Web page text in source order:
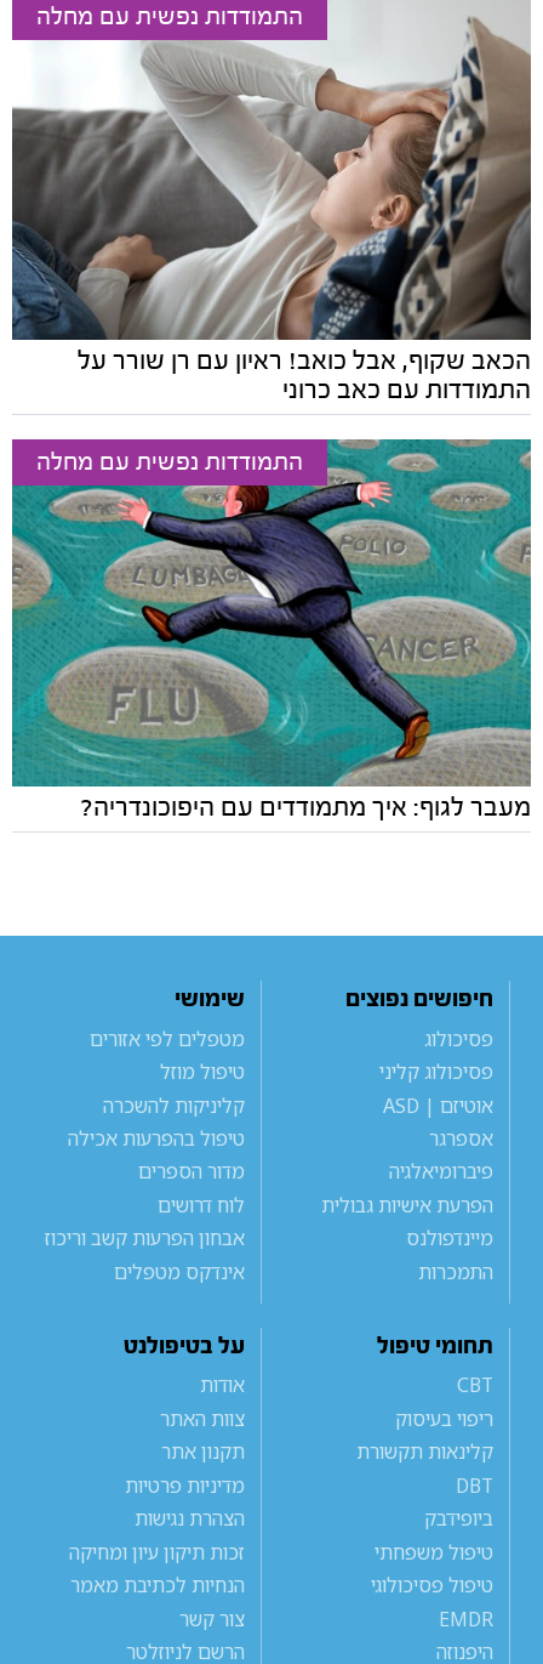
התמודדות נפשית עם מחלה
הכאב שקוף, אבל כואב! ראיון עם רן שורר על
התמודדות עם כאב כרוני
התמודדות נפשית עם מחלה
מעבר לגוף: איך מתמודדים עם היפוכונדריה?
חיפושים נפוצים
פסיכולוג
פסיכולוג קליני
אוטיזם | ASD
אספרגר
פיברומיאלגיה
הפרעת אישיות גבולית
מיינדפולנס
התמכרות
שימושי
מטפלים לפי אזורים
טיפול מוזל
קליניקות להשכרה
טיפול בהפרעות אכילה
מדור הספרים
לוח דרושים
אבחון הפרעות קשב וריכוז
אינדקס מטפלים
תחומי טיפול
CBT
ריפוי בעיסוק
קלינאות תקשורת
DBT
ביופידבק
טיפול משפחתי
טיפול פסיכולוגי
EMDR
היפנוזה
על בטיפולנט
אודות
צוות האתר
תקנון אתר
מדיניות פרטיות
הצהרת נגישות
זכות תיקון עיון ומחיקה
הנחיות לכתיבת מאמר
צור קשר
הרשם לניוזלטר